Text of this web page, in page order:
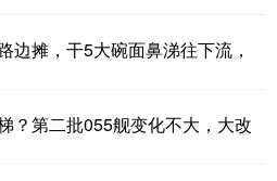
边摊，干5大碗面鼻涕往下流，
？第二批055舰变化不大，大改